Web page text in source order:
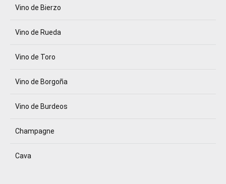
Vino de Bierzo
Vino de Rueda
Vino de Toro
Vino de Borgoña
Vino de Burdeos
Champagne
Cava